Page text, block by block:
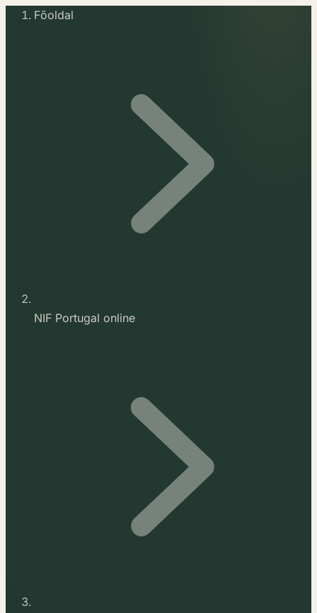
Főoldal
NIF Portugal online